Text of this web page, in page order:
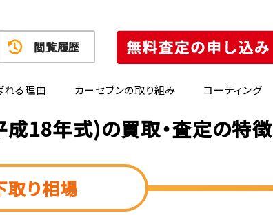
れる理由 カーセブンの取り組み コーティング
閲覧履歴
18年式)の買取・査定の特徴
取り相場